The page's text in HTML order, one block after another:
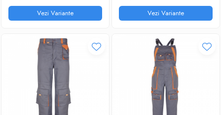
Vezi Variante Vezi Variante